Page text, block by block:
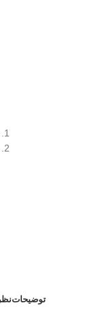
توضیحات